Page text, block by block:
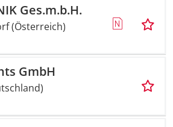
Ges.m.b.H.
(Österreich)
GmbH